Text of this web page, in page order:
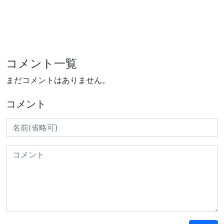
コメント一覧
まだコメントはありません。
コメント